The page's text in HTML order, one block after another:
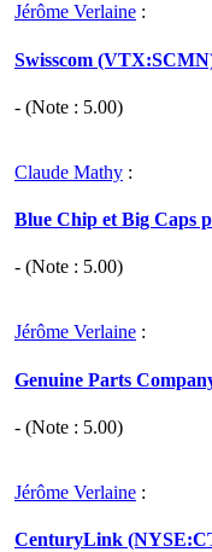
Jérôme Verlaine :
Swisscom
- (Note : 5.00)
Claude Mathy :
Blue Chip et Big Caps
- (Note : 5.00)
Jérôme Verlaine :
Genuine Parts
- (Note : 5.00)
Jérôme Verlaine :
CenturyLink